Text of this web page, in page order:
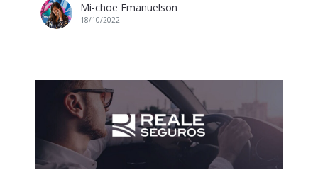
Mi-choe Emanuelson
18/10/2022